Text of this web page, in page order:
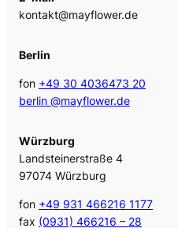
kontakt@mayflower.de
Berlin
fon +49 30 4036473 20
berlin @mayflower.de
Würzburg
Landsteinerstraße 4
97074 Würzburg
fon +49 931 466216 1177
fax (0931) 466216 – 28